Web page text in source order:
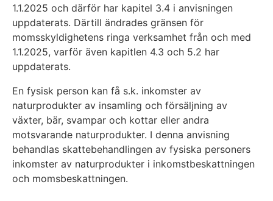
1.1.2025 och därför har kapitel 3.4 i anvisningen
uppdaterats. Därtill ändrades gränsen för
momsskyldighetens ringa verksamhet från och med
1.1.2025, varför även kapitlen 4.3 och 5.2 har
uppdaterats.
En fysisk person kan få s.k. inkomster av
naturprodukter av insamling och försäljning av
växter, bär, svampar och kottar eller andra
motsvarande naturprodukter. I denna anvisning
behandlas skattebehandlingen av fysiska personers
inkomster av naturprodukter i inkomstbeskattningen
och momsbeskattningen.